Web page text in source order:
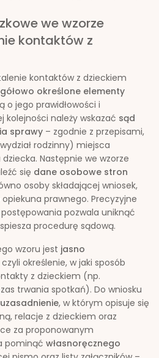
we wzorze
kontaktów z
kontaktów z dzieckiem
określone elementy
o jego prawidłowości i
kolejności należy wskazać sąd
sprawy – zgodnie z przepisami,
rodzinny) miejsca
Następnie we wzorze
się dane osobowe stron
osoby składającej wniosek,
prawnego. Precyzyjne
pozwala uniknąć
procedurę sądową.
wzoru jest jasno
czyli określenie, w jaki sposób
z dzieckiem (np.
trwania spotkań). Do wniosku
uzasadnienie, w którym opisuje się
relacje z dzieckiem oraz
za proponowanym
pominąć własnoręcznego